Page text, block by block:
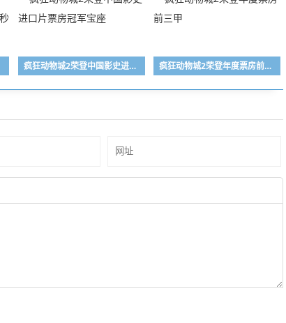
疯狂动物城2荣登中国影史进口片票房冠军宝座 疯狂动物城2荣登年度票房前三甲